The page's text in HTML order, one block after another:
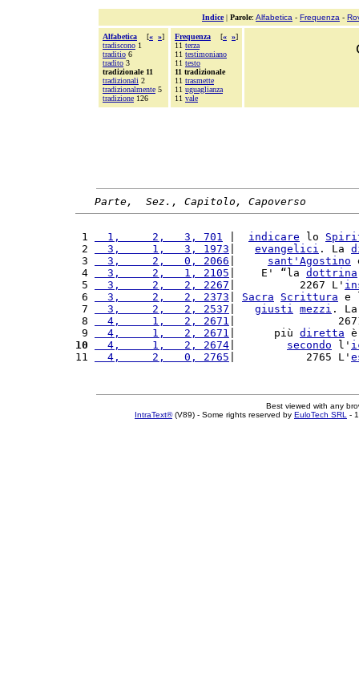
Indice| Parole: Alfabetica - Frequenza -
Alfabetica [« »]
tradiscono 1
traditio 6
tradito 3
tradizionale 11
tradizionali 2
tradizionalmente 5
tradizione 126
Frequenza [« »]
11 terza
11 testimoniano
11 testo
11 tradizionale
11 trasmette
11 uguaglianza
11 vale
Parte,  Sez., Capitolo, Capoverso
1
  1,     2,   3, 701
indicare lo
2
  3,     1,   3, 1973
evangelici . La
3
  3,     2,   0, 2066
sant' Agostino
4
  3,     2,   1, 2105
|    E' “la dottrina
5
  3,     2,   2, 2267
|          2267 L'
6
  3,     2,   2, 2373
Sacra Scrittura e
7
  3,     2,   2, 2537
giusti mezzi .
8
  4,     1,   2, 2671
|
9
  4,     1,   2, 2671
|      più diretta
10
  4,     1,   2, 2674
secondo l'
11
  4,     2,   0, 2765
|           2765 L'
Best viewed with any
IntraText®(V89) - Some rights reserved by EuloTech SRL -